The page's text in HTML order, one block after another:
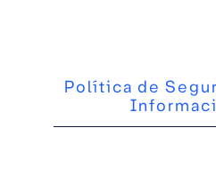
Política de